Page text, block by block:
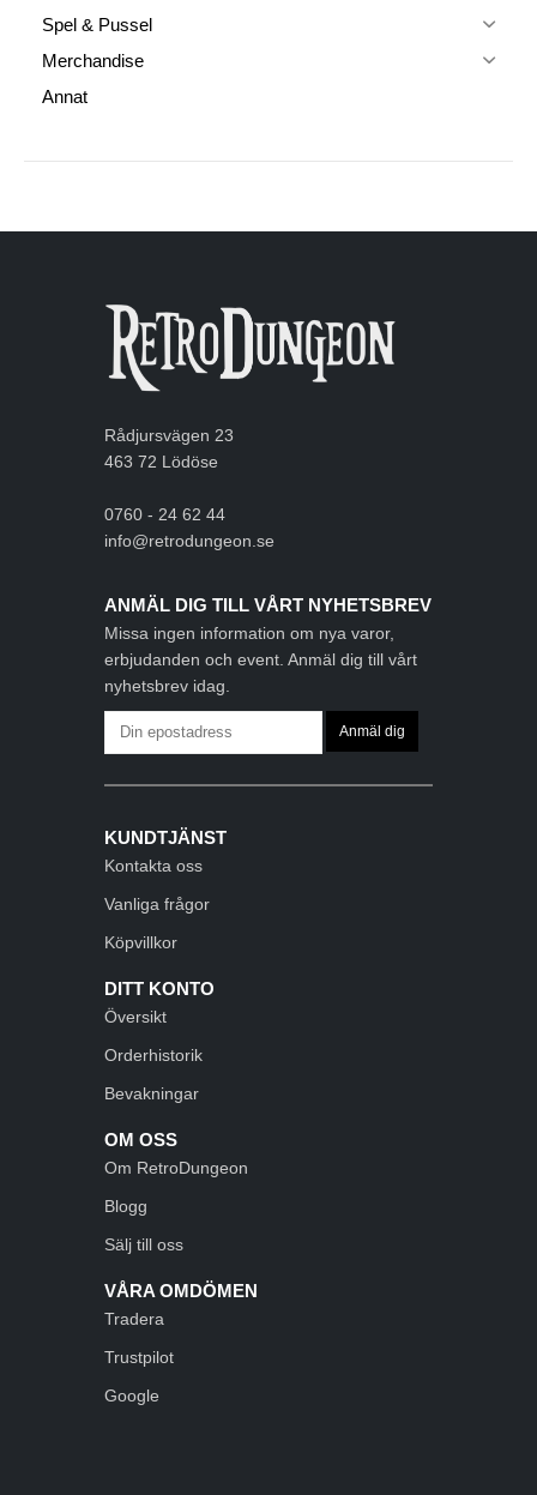
Spel & Pussel
Merchandise
Annat
Rådjursvägen 23
463 72 Lödöse
0760 - 24 62 44
info@retrodungeon.se
ANMÄL DIG TILL VÅRT NYHETSBREV
Missa ingen information om nya varor,
erbjudanden och event. Anmäl dig till vårt
nyhetsbrev idag.
KUNDTJÄNST
Kontakta oss
Vanliga frågor
Köpvillkor
DITT KONTO
Översikt
Orderhistorik
Bevakningar
OM OSS
Om RetroDungeon
Blogg
Sälj till oss
VÅRA OMDÖMEN
Tradera
Trustpilot
Google